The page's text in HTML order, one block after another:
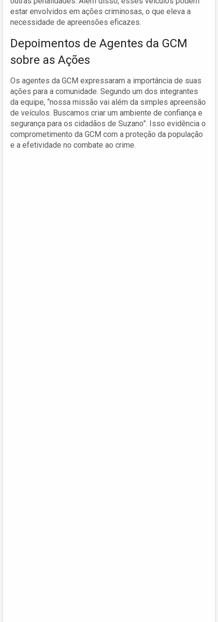
estar envolvidos em ações criminosas, o que eleva a
necessidade de apreensões eficazes.
Depoimentos de Agentes da GCM
sobre as Ações
Os agentes da GCM expressaram a importância de suas
ações para a comunidade. Segundo um dos integrantes
da equipe, “nossa missão vai além da simples apreensão
de veículos. Buscamos criar um ambiente de confiança e
segurança para os cidadãos de Suzano”. Isso evidência o
comprometimento da GCM com a proteção da população
e a efetividade no combate ao crime.